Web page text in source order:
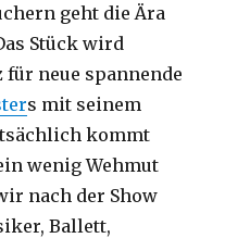
geht die Ära
Stück wird
für neue spannende
s mit seinem
kommt
wenig Wehmut
nach der Show
Ballett,